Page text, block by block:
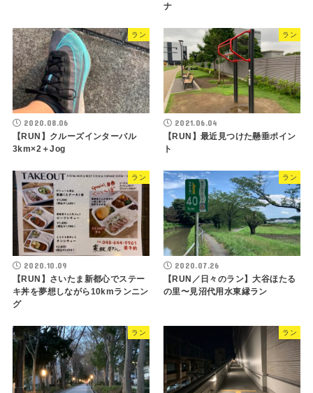
ナ
ラン
2020.08.06
【RUN】クルーズインターバル
3km×2＋Jog
ラン
2021.06.04
【RUN】最近見つけた懸垂ポイン
ト
ラン
2020.10.09
【RUN】さいたま新都心でステー
キ丼を夢想しながら10kmランニン
グ
ラン
2020.07.26
【RUN／日々のラン】大谷ほたる
の里〜見沼代用水東縁ラン
ラン ラン